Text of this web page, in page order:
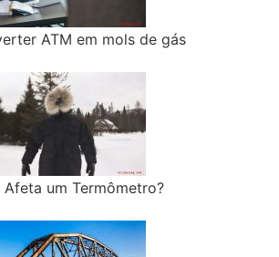
ATM em mols de gás
Afeta um Termômetro?